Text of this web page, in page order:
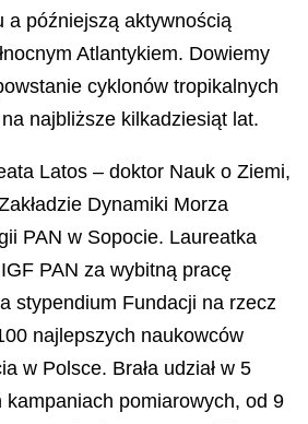
a późniejszą aktywnością
Atlantykiem. Dowiemy
cyklonów tropikalnych
najbliższe kilkadziesiąt lat.
Latos – doktor Nauk o Ziemi,
Dynamiki Morza
PAN w Sopocie. Laureatka
PAN za wybitną pracę
stypendium Fundacji na rzecz
najlepszych naukowców
w Polsce. Brała udział w 5
kampaniach pomiarowych, od 9